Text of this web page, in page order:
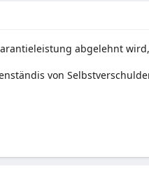
abgelehnt
von